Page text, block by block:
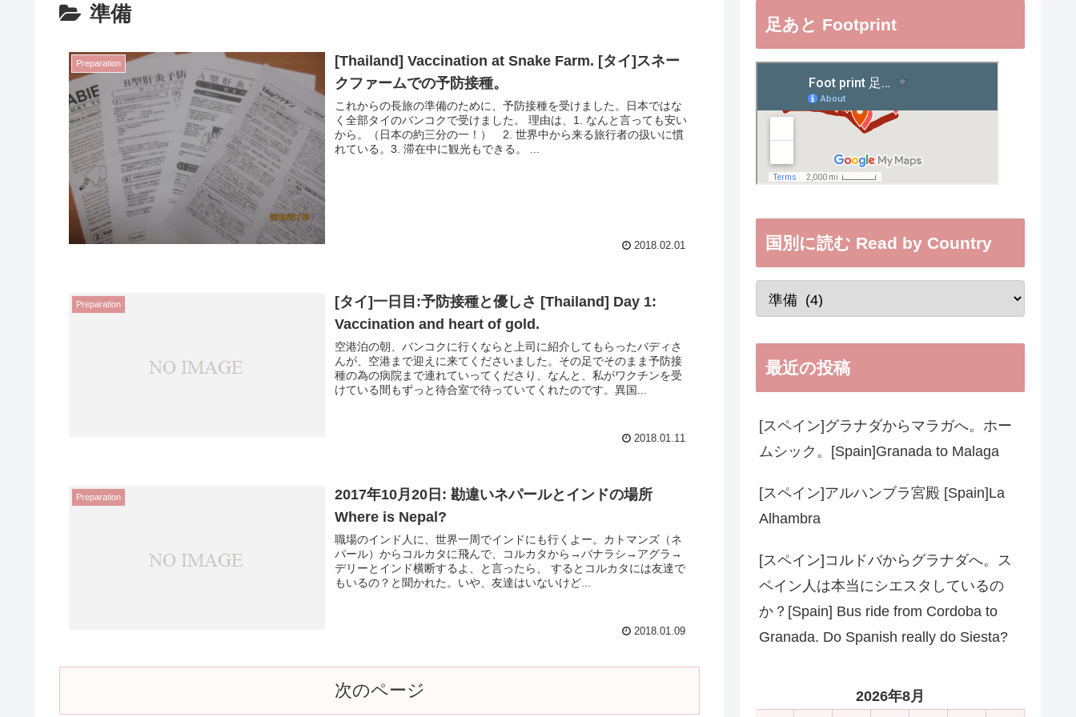
準備
Preparation
[Thailand] Vaccination at Snake Farm. [タイ]スネー
クファームでの予防接種。
これからの長旅の準備のために、予防接種を受けました。日本ではな
く全部タイのバンコクで受けました。 理由は、1. なんと言っても安い
から。（日本の約三分の一！） 2. 世界中から来る旅行者の扱いに慣
れている。3. 滞在中に観光もできる。 ...
2018.02.01
Preparation
[タイ]一日目:予防接種と優しさ [Thailand] Day 1:
Vaccination and heart of gold.
空港泊の朝、バンコクに行くならと上司に紹介してもらったバディさ
んが、空港まで迎えに来てくださいました。その足でそのまま予防接
種の為の病院まで連れていってくださり、なんと、私がワクチンを受
けている間もずっと待合室で待っていてくれたのです。異国...
2018.01.11
Preparation
2017年10月20日: 勘違いネパールとインドの場所
Where is Nepal?
職場のインド人に、世界一周でインドにも行くよー。カトマンズ（ネ
パール）からコルカタに飛んで、コルカタから→バナラシ→アグラ→
デリーとインド横断するよ、と言ったら、 するとコルカタには友達で
もいるの？と聞かれた。いや、友達はいないけど...
2018.01.09
次のページ
足あと Footprint
国別に読む Read by Country
最近の投稿
[スペイン]グラナダからマラガへ。ホー
ムシック。[Spain]Granada to Malaga
[スペイン]アルハンブラ宮殿 [Spain]La
Alhambra
[スペイン]コルドバからグラナダへ。ス
ペイン人は本当にシエスタしているの
か？[Spain] Bus ride from Cordoba to
Granada. Do Spanish really do Siesta?
2026年8月